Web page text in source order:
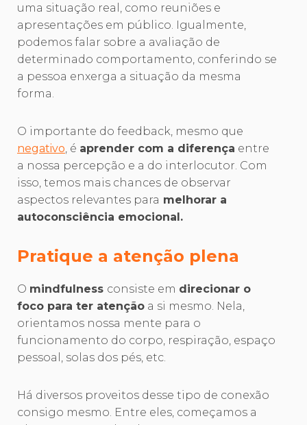
uma situação real, como reuniões e
apresentações em público. Igualmente,
podemos falar sobre a avaliação de
determinado comportamento, conferindo se
a pessoa enxerga a situação da mesma
forma.
O importante do feedback, mesmo que
negativo, é aprender com a diferença entre
a nossa percepção e a do interlocutor. Com
isso, temos mais chances de observar
aspectos relevantes para melhorar a
autoconsciência emocional.
Pratique a atenção plena
O mindfulness consiste em direcionar o
foco para ter atenção a si mesmo. Nela,
orientamos nossa mente para o
funcionamento do corpo, respiração, espaço
pessoal, solas dos pés, etc.
Há diversos proveitos desse tipo de conexão
consigo mesmo. Entre eles, começamos a